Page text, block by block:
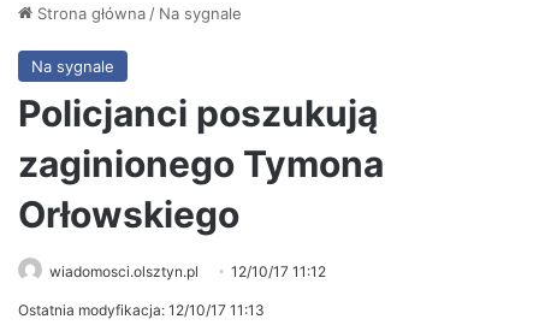
Strona główna / Na sygnale
Na sygnale
Policjanci poszukują
zaginionego Tymona
Orłowskiego
wiadomosci.olsztyn.pl 12/10/17 11:12
Ostatnia modyfikacja: 12/10/17 11:13